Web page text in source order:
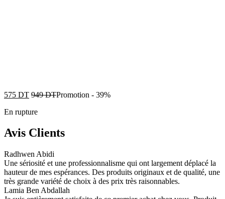
575 DT 949DTPromotion - 39%
En rupture
Avis Clients
Radhwen Abidi
Une sériosité et une professionnalisme qui ont largement déplacé la
hauteur de mes espérances. Des produits originaux et de qualité, une
très grande variété de choix à des prix très raisonnables.
Lamia Ben Abdallah